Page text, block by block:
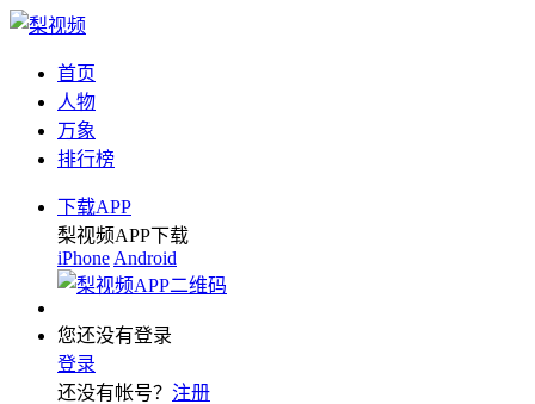
首页
人物
万象
排行榜
下载APP
梨视频APP下载
iPhone Android
您还没有登录
登录
还没有帐号？ 注册